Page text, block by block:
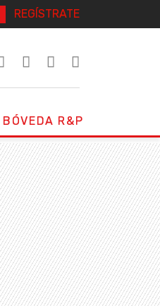
REGÍSTRATE
BÓVEDA R&P